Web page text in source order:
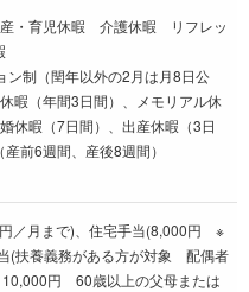
・育児休暇 介護休暇 リフレッ
ン制（閏年以外の2月は月8日公
暇（年間3日間）、メモリアル休
休暇（7日間）、出産休暇（3日
前6週間、産後8週間）
／月まで)、住宅手当(8,000円 ※
(扶養義務がある方が対象 配偶者
円 60歳以上の父母または